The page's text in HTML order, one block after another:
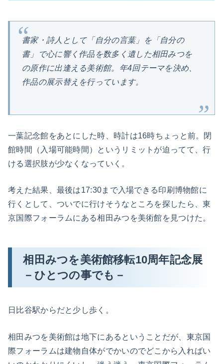
書家・詩人として「自分の言葉」を「自分の
書」で心に響く作品を数多く遺した相田みつを
の原作に出逢える美術館。年4回テーマを決め、
作品の展示替えを行っています。
一葉記念館をあとにした時、時計は16時ちょっと前。閉
館時間（入場可能時間）というリミットが迫ってて、行
ける選択肢が少なくなっていく。
考えた結果、最後は17:30まで入場できる印刷博物館に
行くとして、ついでに行けそうなところを探したら、東
京国際フォーラムにある相田みつを美術館を見つけた。
相田みつを美術館移転10周年記念展
－ひとつの事でも－
日比谷駅からだと少し歩く。
相田みつを美術館は地下にあるということだが、東京国
際フォーラムは建物自体がでかいのでどこから入ればい